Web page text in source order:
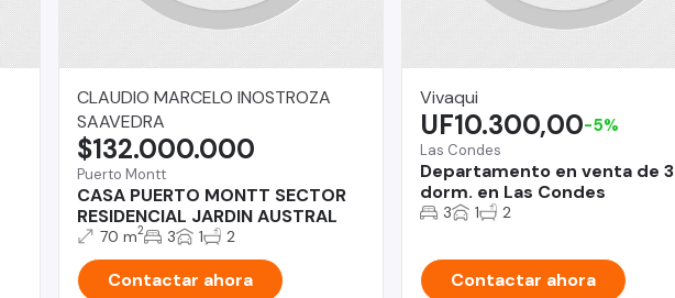
CLAUDIO MARCELO INOSTROZA
SAAVEDRA
Puerto Montt
CASA PUERTO MONTT SECTOR
RESIDENCIAL JARDIN AUSTRAL
$132.000.000
70 m2 3 1 2
Contactar ahora
Vivaqui
Las Condes
Departamento en venta de 3
dorm. en Las Condes
UF10.300,00-5%
3 1 2
Contactar ahora